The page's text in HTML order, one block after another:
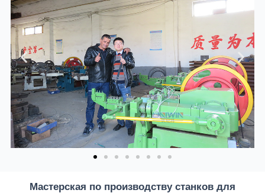
Мастерская по производству станков для